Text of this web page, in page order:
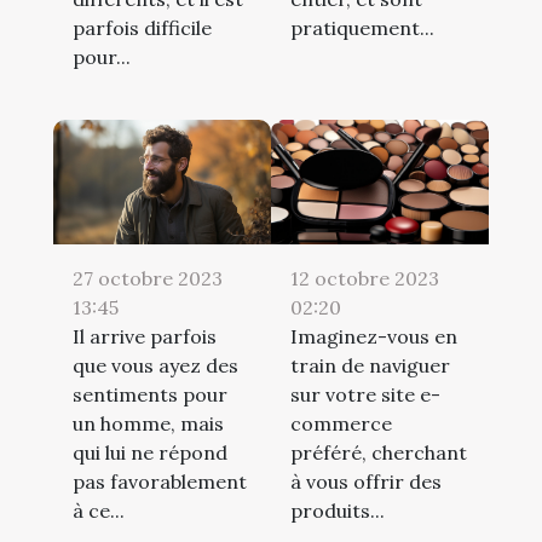
parfois difficile
pour...
pratiquement...
27 octobre 2023
13:45
Il arrive parfois
que vous ayez des
sentiments pour
un homme, mais
qui lui ne répond
pas favorablement
à ce...
12 octobre 2023
02:20
Imaginez-vous en
train de naviguer
sur votre site e-
commerce
préféré, cherchant
à vous offrir des
produits...